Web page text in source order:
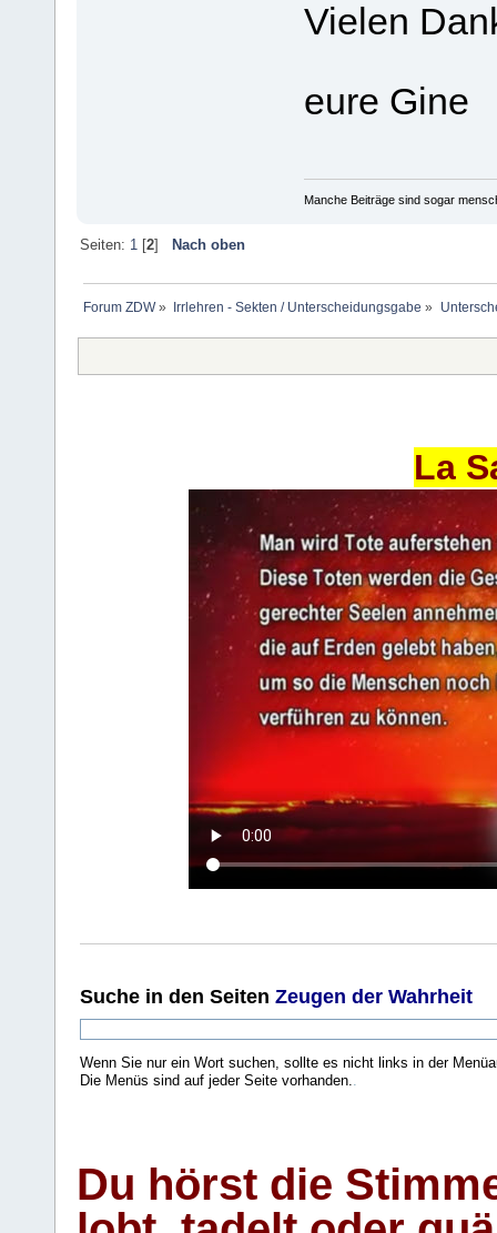
Vielen
eure Gine
Manche Beiträge sind sogar
Seiten: 1[2] Nach oben
Forum ZDW» Irrlehren - Sekten / Unterscheidungsgabe »
La
Suche in den Seiten Zeugen der Wahrheit
Wenn Sie nur ein Wort suchen, sollte es nicht links in der
Die Menüs sind auf jeder Seite vorhanden..
Du hörst die